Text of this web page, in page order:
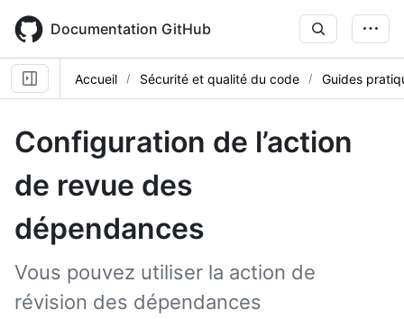
main
content
Documentation GitHub
Accueil Sécurité et qualité du code Guides
Configuration de l’action
de revue des
dépendances
Vous pouvez utiliser la action de
révision des dépendances